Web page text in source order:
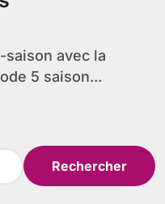
5 saison...